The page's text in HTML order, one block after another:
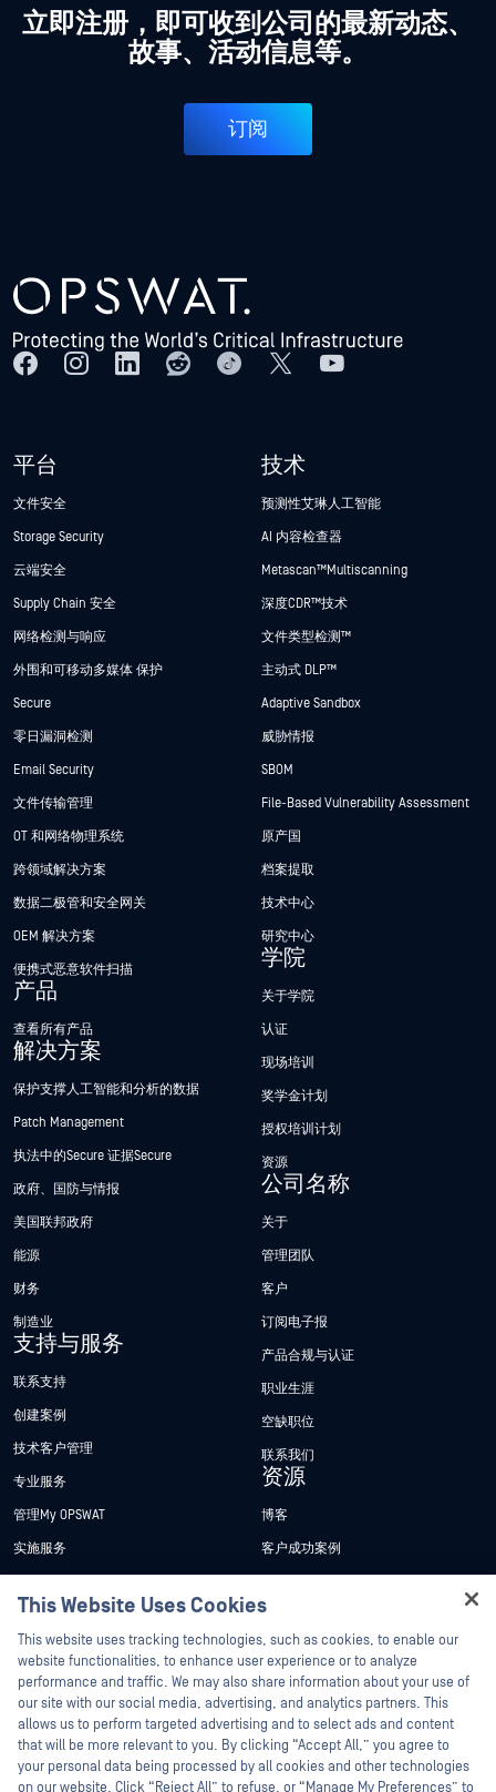
立即注册，即可收到公司的最新动态、
故事、活动信息等。
订阅
平台
文件安全
Storage Security
云端安全
Supply Chain 安全
网络检测与响应
外围和可移动多媒体 保护
Secure
零日漏洞检测
Email Security
文件传输管理
OT 和网络物理系统
跨领域解决方案
数据二极管和安全网关
OEM 解决方案
便携式恶意软件扫描
产品
查看所有产品
解决方案
保护支撑人工智能和分析的数据
Patch Management
执法中的Secure 证据Secure
政府、国防与情报
美国联邦政府
能源
财务
制造业
支持与服务
联系支持
创建案例
技术客户管理
专业服务
管理My OPSWAT
实施服务
技术文档
培训
漏洞计划
合作伙伴
认证
技术合作伙伴
技术
预测性艾琳人工智能
AI 内容检查器
Metascan™ Multiscanning
深度CDR™技术
文件类型检测™
主动式 DLP™
Adaptive Sandbox
威胁情报
SBOM
File-Based Vulnerability Assessment
原产国
档案提取
技术中心
研究中心
学院
关于学院
认证
现场培训
奖学金计划
授权培训计划
资源
公司名称
关于
管理团队
客户
订阅电子报
产品合规与认证
职业生涯
空缺职位
联系我们
资源
博客
客户成功案例
新闻报道
活动
网络研讨会
产品型录
白皮书
免费工具
This Website Uses Cookies
This website uses tracking technologies, such as cookies, to enable our
website functionalities, to enhance user experience or to analyze
performance and traffic. We may also share information about your use of
our site with our social media, advertising, and analytics partners. This
allows us to perform targeted advertising and to select ads and content
that will be more relevant to you. By clicking “Accept All,” you agree to
your personal data being processed by all cookies and other technologies
on our website. Click “Reject All” to refuse, or “Manage My Preferences” to
Hey there!
I'm Ozzy, your OPSWAT virtual assistant.
How can I help you secure what's critical
today?